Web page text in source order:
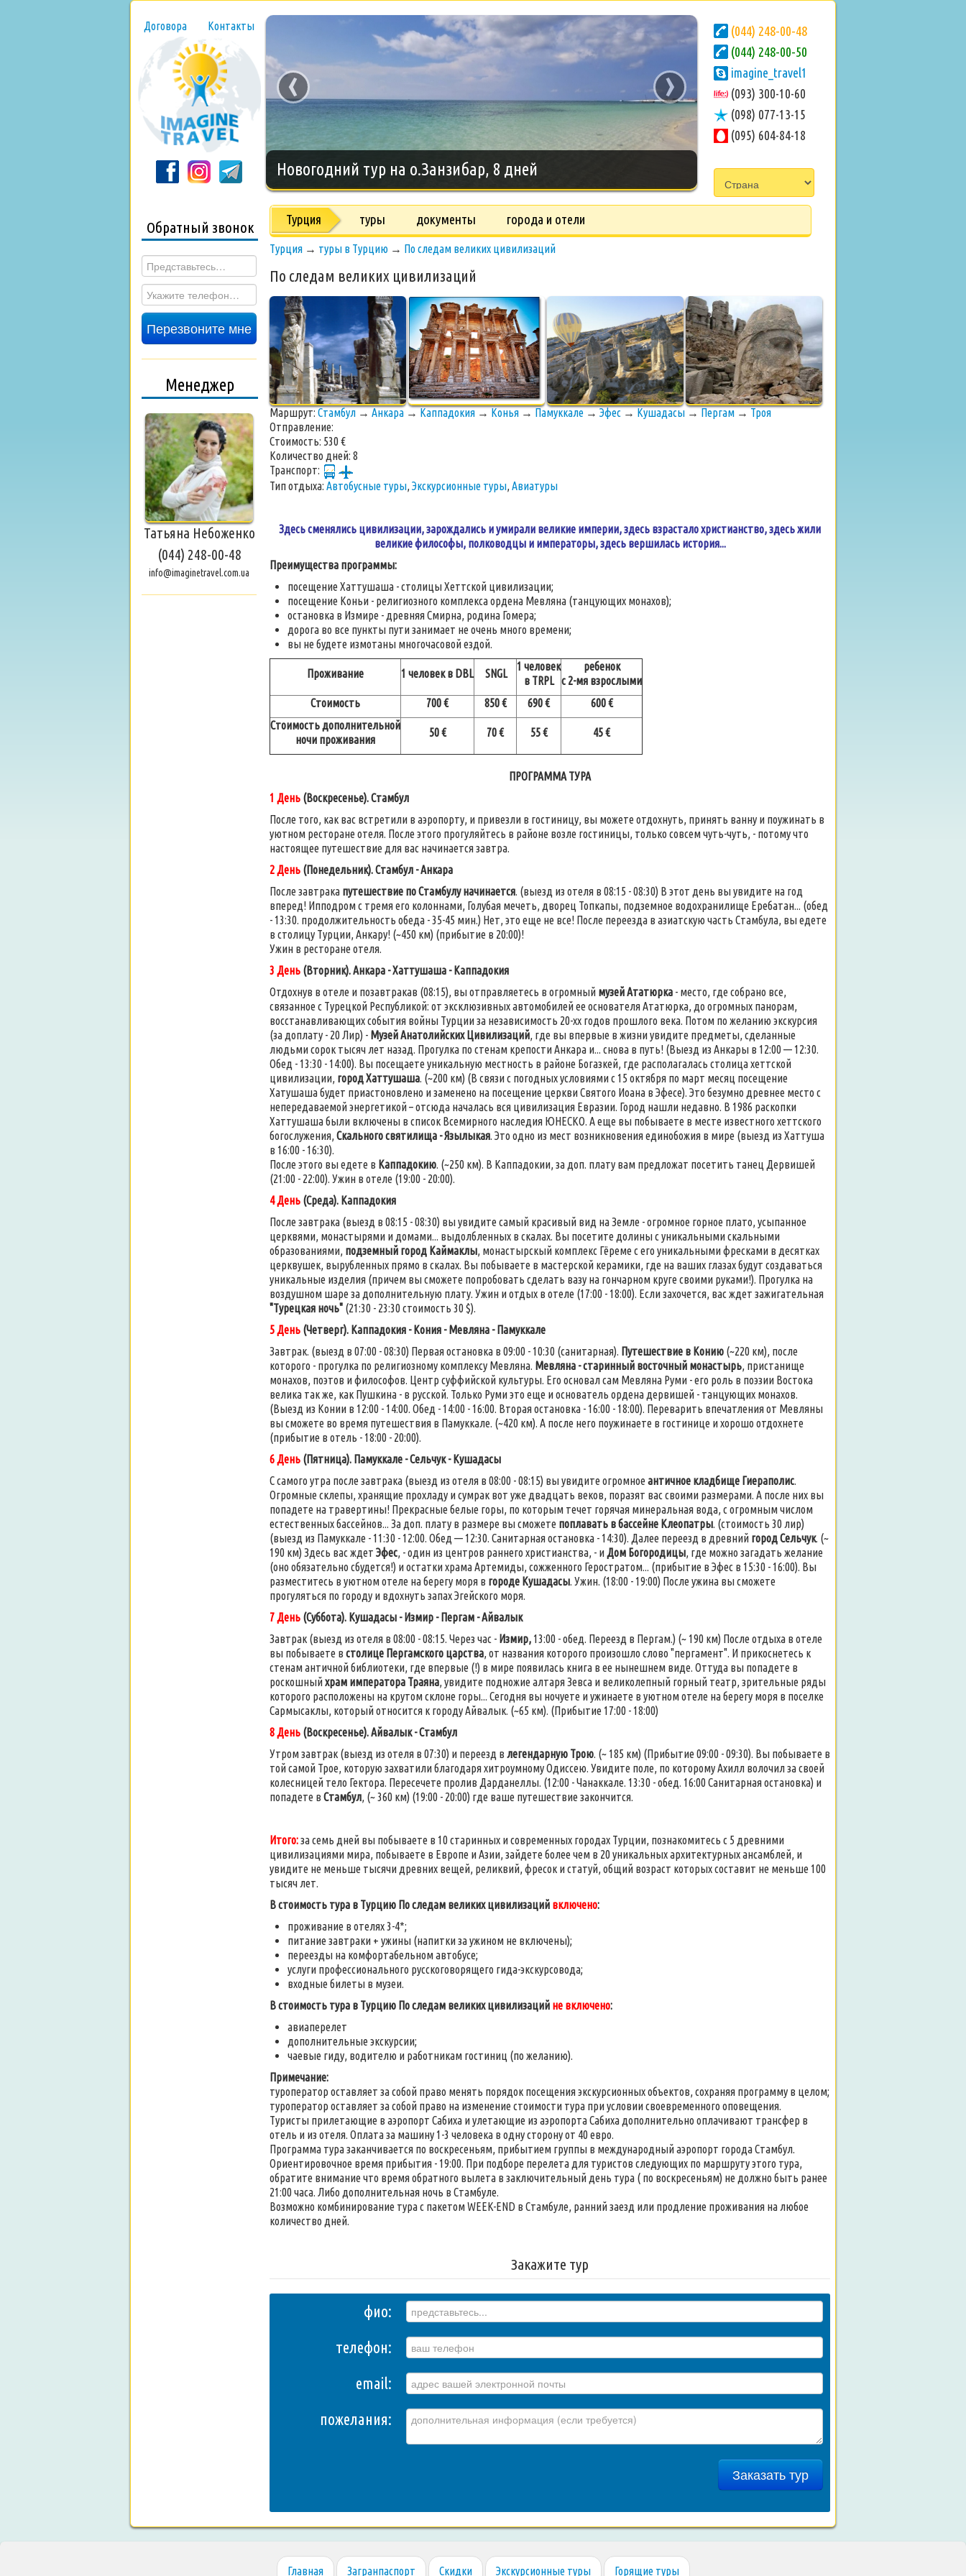
Договора Контакты
Новогодний тур на о.Занзибар, 8 дней
‹ ›
(044) 248-00-48
(044) 248-00-50
imagine_travel1
(093) 300-10-60
(098) 077-13-15
(095) 604-84-18
Обратный звонок
Перезвоните мне
Менеджер
Татьяна Небоженко
(044) 248-00-48
info@imaginetravel.com.ua
Турция туры документы города и отели
Турция → туры в Турцию → По следам великих цивилизаций
По следам великих цивилизаций
Маршрут: Стамбул → Анкара → Каппадокия → Конья → Памуккале → Эфес → Кушадасы → Пергам → Троя
Отправление:
Стоимость: 530 €
Количество дней: 8
Транспорт:
Тип отдыха: Автобусные туры,Экскурсионные туры,Авиатуры
Здесь сменялись цивилизации, зарождались и умирали великие империи, здесь взрастало христианство, здесь жили
великие философы, полководцы и императоры, здесь вершилась история...
Преимущества программы:
посещение Хаттушаша - столицы Хеттской цивилизации;
посещение Коньи - религиозного комплекса ордена Мевляна (танцующих монахов);
остановка в Измире - древняя Смирна, родина Гомера;
дорога во все пункты пути занимает не очень много времени;
вы не будете измотаны многочасовой ездой.
Проживание 1 человек в DBL SNGL
1 человек
в TRPL
ребенок
с 2-мя взрослыми
Стоимость
700 € 850 € 690 €
600 €
Стоимость дополнительной
ночи проживания
50 € 70 € 55 € 45 €
ПРОГРАММА ТУРА
1 День (Воскресенье). Стамбул
После того, как вас встретили в аэропорту, и привезли в гостиницу, вы можете отдохнуть, принять ванну и поужинать в
уютном ресторане отеля. После этого прогуляйтесь в районе возле гостиницы, только совсем чуть-чуть, - потому что
настоящее путешествие для вас начинается завтра.
2 День (Понедельник). Стамбул - Анкара
После завтрака путешествие по Стамбулу начинается. (выезд из отеля в 08:15 - 08:30) В этот день вы увидите на год
вперед! Ипподром с тремя его колоннами, Голубая мечеть, дворец Топкапы, подземное водохранилище Еребатан... (обед
- 13:30. продолжительность обеда - 35-45 мин.) Нет, это еще не все! После переезда в азиатскую часть Стамбула, вы едете
в столицу Турции, Анкару! (~450 км) (прибытие в 20:00)!
Ужин в ресторане отеля.
3 День (Вторник). Анкара - Хаттушаша - Каппадокия
Отдохнув в отеле и позавтракав (08:15), вы отправляетесь в огромный музей Ататюрка - место, где собрано все,
связанное с Турецкой Республикой: от эксклюзивных автомобилей ее основателя Ататюрка, до огромных панорам,
восстанавливающих события войны Турции за независимость 20-хх годов прошлого века. Потом по желанию экскурсия
(за доплату - 20 Лир) - Музей Анатолийских Цивилизаций, где вы впервые в жизни увидите предметы, сделанные
людьми сорок тысяч лет назад. Прогулка по стенам крепости Анкара и... снова в путь! (Выезд из Анкары в 12:00 — 12:30.
Обед - 13:30 - 14:00). Вы посещаете уникальную местность в районе Богазкей, где располагалась столица хеттской
цивилизации, город Хаттушаша. (~200 км) (В связи с погодных условиями с 15 октября по март месяц посещение
Хатушаша будет приастоновлено и заменено на посещение церкви Святого Иоана в Эфесе). Это безумно древнее место с
непередаваемой энергетикой – отсюда началась вся цивилизация Евразии. Город нашли недавно. В 1986 раскопки
Хаттушаша были включены в список Всемирного наследия ЮНЕСКО. А еще вы побываете в месте известного хеттского
богослужения,Скального святилища - Язылыкая. Это одно из мест возникновения единобожия в мире (выезд из Хаттуша
в 16:00 - 16:30).
После этого вы едете в Каппадокию. (~250 км). В Каппадокии, за доп. плату вам предложат посетить танец Дервишей
(21:00 - 22:00). Ужин в отеле (19:00 - 20:00).
4 День (Среда). Каппадокия
После завтрака (выезд в 08:15 - 08:30) вы увидите самый красивый вид на Земле - огромное горное плато, усыпанное
церквями, монастырями и домами... выдолбленных в скалах. Вы посетите долины с уникальными скальными
образованиями, подземный город Каймаклы, монастырскый комплекс Гёреме с его уникальными фресками в десятках
церквушек, вырубленных прямо в скалах. Вы побываете в мастерской керамики, где на ваших глазах будут создаваться
уникальные изделия (причем вы сможете попробовать сделать вазу на гончарном круге своими руками!). Прогулка на
воздушном шаре за дополнительную плату. Ужин и отдых в отеле (17:00 - 18:00). Если захочется, вас ждет зажигательная
"Турецкая ночь" (21:30 - 23:30 стоимость 30 $).
5 День (Четверг). Каппадокия - Кония - Мевляна - Памуккале
Завтрак. (выезд в 07:00 - 08:30) Первая остановка в 09:00 - 10:30 (санитарная). Путешествие в Конию (~220 км), после
которого - прогулка по религиозному комплексу Мевляна. Мевляна - старинный восточный монастырь, пристанище
монахов, поэтов и философов. Центр суффийской культуры. Его основал сам Мевляна Руми - его роль в поэзии Востока
велика так же, как Пушкина - в русской. Только Руми это еще и основатель ордена дервишей - танцующих монахов.
(Выезд из Конии в 12:00 - 14:00. Обед - 14:00 - 16:00. Вторая остановка - 16:00 - 18:00). Переварить впечатления от Мевляны
вы сможете во время путешествия в Памуккале. (~420 км). А после него поужинаете в гостинице и хорошо отдохнете
(прибытие в отель - 18:00 - 20:00).
6 День (Пятница). Памуккале - Сельчук - Кушадасы
С самого утра после завтрака (выезд из отеля в 08:00 - 08:15) вы увидите огромноеантичное кладбище Гиераполис.
Огромные склепы, хранящие прохладу и сумрак вот уже двадцать веков, поразят вас своими размерами. А после них вы
попадете на травертины! Прекрасные белые горы, по которым течет горячая минеральная вода, с огромным числом
естественных бассейнов... За доп. плату в размере вы сможете поплавать в бассейне Клеопатры. (стоимость 30 лир)
(выезд из Памуккале - 11:30 - 12:00. Обед — 12:30. Санитарная остановка - 14:30). Далее переезд в древний город Сельчук. (~
190 км) Здесь вас ждет Эфес, - один из центров раннего христианства, - иДом Богородицы, где можно загадать желание
(оно обязательно сбудется!) и остатки храма Артемиды, сожженного Геростратом... (прибытие в Эфес в 15:30 - 16:00). Вы
разместитесь в уютном отеле на берегу моря в городе Кушадасы. Ужин. (18:00 - 19:00) После ужина вы сможете
прогуляться по городу и вдохнуть запах Эгейского моря.
7 День (Суббота). Кушадасы - Измир - Пергам - Айвалык
Завтрак (выезд из отеля в 08:00 - 08:15. Через час - Измир, 13:00 - обед. Переезд в Пергам.) (~ 190 км) После отдыха в отеле
вы побываете в столице Пергамского царства, от названия которого произошло слово "пергамент". И прикоснетесь к
стенам античной библиотеки, где впервые (!) в мире появилась книга в ее нынешнем виде. Оттуда вы попадете в
роскошныйхрам императора Траяна, увидите подножие алтаря Зевса и великолепный горный театр, зрительные ряды
которого расположены на крутом склоне горы... Сегодня вы ночуете и ужинаете в уютном отеле на берегу моря в поселке
Сармысаклы, который относится к городу Айвалык. (~65 км). (Прибытие 17:00 - 18:00)
8 День (Воскресенье). Айвалык - Стамбул
Утром завтрак (выезд из отеля в 07:30) и переезд в легендарную Трою. (~ 185 км) (Прибытие 09:00 - 09:30). Вы побываете в
той самой Трое, которую захватили благодаря хитроумному Одиссею. Увидите поле, по которому Ахилл волочил за своей
колесницей тело Гектора. Пересечете пролив Дарданеллы. (12:00 - Чанаккале. 13:30 - обед. 16:00 Санитарная остановка) и
попадете в Стамбул, (~ 360 км) (19:00 - 20:00) где ваше путешествие закончится.
Итого:за семь дней вы побываете в 10 старинных и современных городах Турции, познакомитесь с 5 древними
цивилизациями мира, побываете в Европе и Азии, зайдете более чем в 20 уникальных архитектурных ансамблей, и
увидите не меньше тысячи древних вещей, реликвий, фресок и статуй, общий возраст которых составит не меньше 100
тысяч лет.
В стоимость тура в Турцию По следам великих цивилизаций включено:
проживание в отелях 3-4*;
питание завтраки + ужины (напитки за ужином не включены);
переезды на комфортабельном автобусе;
услуги профессионального русскоговорящего гида-экскурсовода;
входные билеты в музеи.
В стоимость тура в Турцию По следам великих цивилизаций не включено:
авиаперелет
дополнительные экскурсии;
чаевые гиду, водителю и работникам гостиниц (по желанию).
Примечание:
туроператор оставляет за собой право менять порядок посещения экскурсионных объектов, сохраняя программу в целом;
туроператор оставляет за собой право на изменение стоимости тура при условии своевременного оповещения.
Туристы прилетающие в аэропорт Сабиха и улетающие из аэропорта Сабиха дополнительно оплачивают трансфер в
отель и из отеля. Оплата за машину 1-3 человека в одну сторону от 40 евро.
Программа тура заканчивается по воскресеньям, прибытием группы в международный аэропорт города Стамбул.
Ориентировочное время прибытия - 19:00. При подборе перелета для туристов следующих по маршруту этого тура,
обратите внимание что время обратного вылета в заключительный день тура ( по воскресеньям) не должно быть ранее
21:00 часа. Либо дополнительная ночь в Стамбуле.
Возможно комбинирование тура с пакетом WEEK-END в Стамбуле, ранний заезд или продление проживания на любое
количество дней.
Закажите тур
фио:
телефон:
email:
пожелания:
Заказать тур
Главная Загранпаспорт Скидки Экскурсионные туры Горящие туры